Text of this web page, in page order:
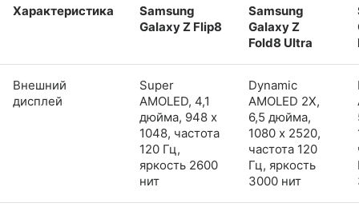
Характеристика
Samsung
Galaxy Z Flip8
Samsung
Galaxy Z
Fold8 Ultra
Внешний
дисплей
Super
AMOLED, 4,1
дюйма, 948 x
1048, частота
120 Гц,
яркость 2600
нит
Dynamic
AMOLED 2X,
6,5 дюйма,
1080 x 2520,
частота 120
Гц, яркость
3000 нит